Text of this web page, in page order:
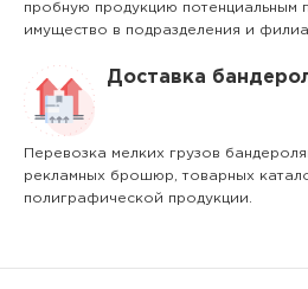
пробную продукцию потенциальным
имущество в подразделения и
Доставка
Перевозка мелких грузов
рекламных брошюр, товарных
полиграфической продукции.